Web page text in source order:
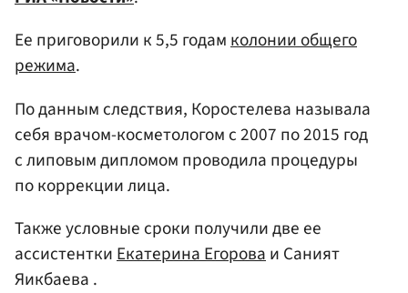
Ее приговорили к 5,5 годамколонии общего
режима.
По данным следствия, Коростелева называла
себя врачом-косметологом с 2007 по 2015 год
с липовым дипломом проводила процедуры
по коррекции лица.
Также условные сроки получили две ее
ассистенткиЕкатерина Егороваи Саният
Яикбаева .